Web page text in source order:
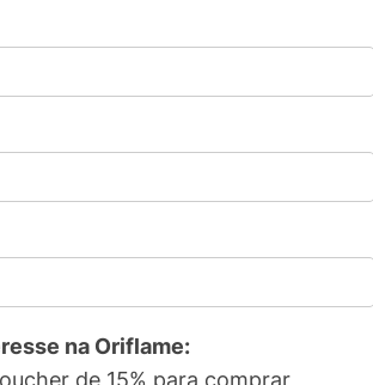
na Oriflame:
de 15% para comprar